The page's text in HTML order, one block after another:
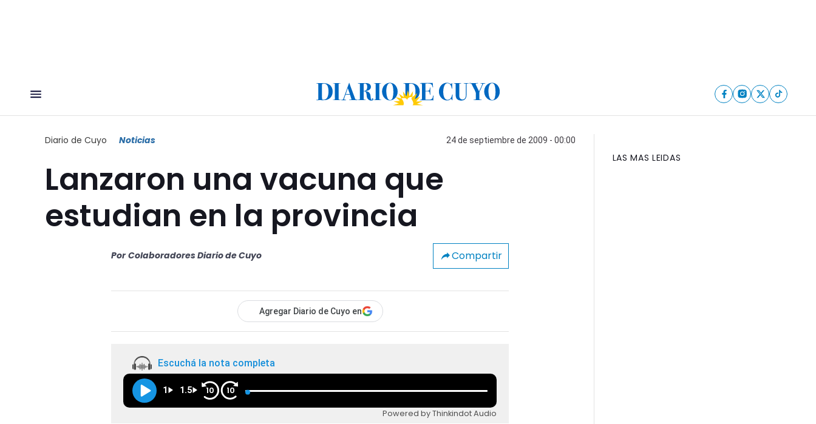
Diario de Cuyo Noticias 24 de septiembre de 2009 - 00:00
Lanzaron una vacuna que
estudian en la provincia
Por Colaboradores Diario de Cuyo Compartir
Agregar Diario de Cuyo en
Escuchá la nota completa
1 1.5 10 10
Powered by Thinkindot Audio
LAS MAS LEIDAS